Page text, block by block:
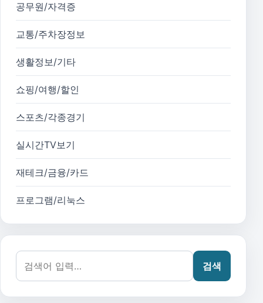
공무원/자격증
교통/주차장정보
생활정보/기타
쇼핑/여행/할인
스포츠/각종경기
실시간TV보기
재테크/금융/카드
프로그램/리눅스
검색어:
검색